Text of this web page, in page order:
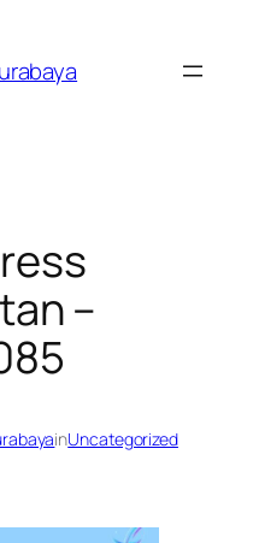
–
inUncategorized